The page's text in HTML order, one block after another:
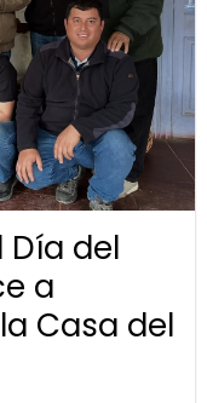
Día del
a
Casa del